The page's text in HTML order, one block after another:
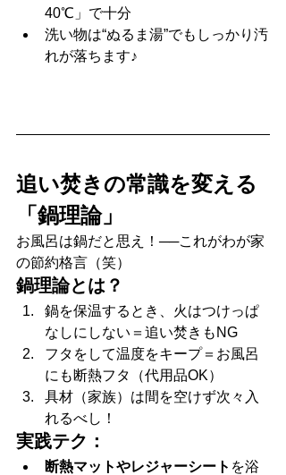
40℃」で十分
洗い物は“ぬるま湯”でもしっかり汚
れが落ちます♪
追い焚きの常識を変える
「鍋理論」
お風呂は鍋だと思え！──これがわが家
の節約格言（笑）
鍋理論とは？
鍋を保温するとき、火はつけっぱ
なしにしない＝追い焚きもNG
フタをして温度をキープ＝お風呂
にも断熱フタ（代用品OK）
具材（家族）は間を空けず次々入
れるべし！
実践テク：
断熱マットやレジャーシート を浴